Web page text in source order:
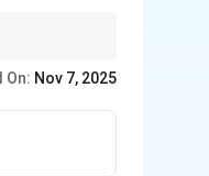
On: Nov 7, 2025